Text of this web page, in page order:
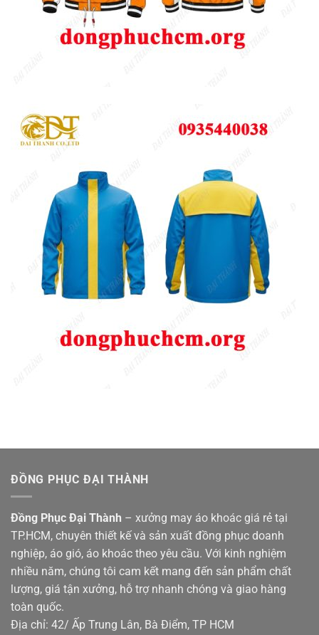
ĐỒNG PHỤC ĐẠI THÀNH
Đồng Phục Đại Thành – xưởng may áo khoác giá rẻ tại
TP.HCM, chuyên thiết kế và sản xuất đồng phục doanh
nghiệp, áo gió, áo khoác theo yêu cầu. Với kinh nghiệm
nhiều năm, chúng tôi cam kết mang đến sản phẩm chất
lượng, giá tận xưởng, hỗ trợ nhanh chóng và giao hàng
toàn quốc.
Địa chỉ: 42/ Ấp Trung Lân, Bà Điểm, TP HCM